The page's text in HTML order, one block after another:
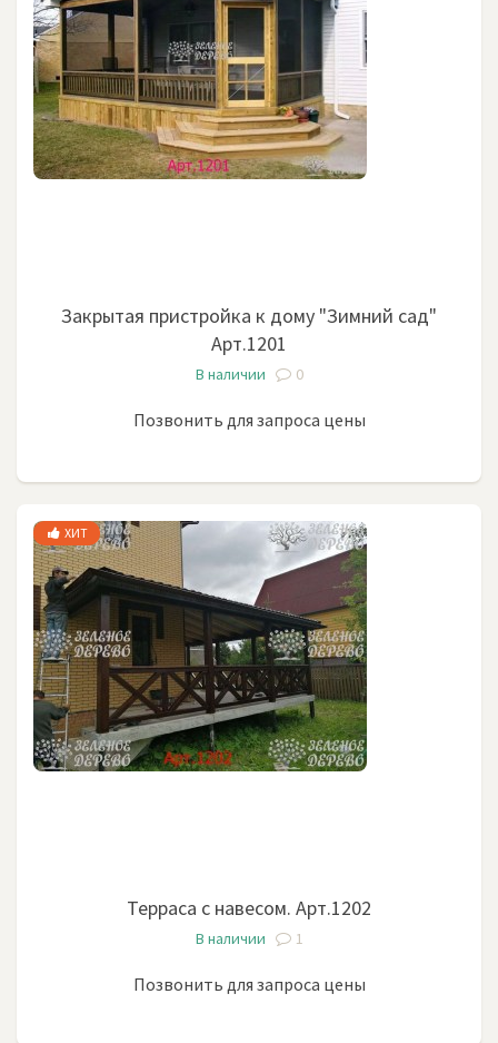
Закрытая пристройка к дому "Зимний сад"
Арт.1201
В наличии 0
Позвонить для запроса цены
ХИТ
Терраса с навесом. Арт.1202
В наличии 1
Позвонить для запроса цены